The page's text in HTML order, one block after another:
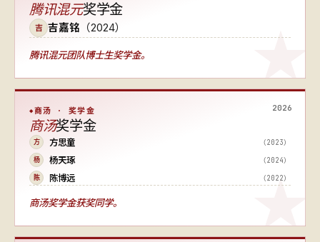
腾讯混元奖学金
吉 吉嘉铭 （2024）
腾讯混元团队博士生奖学金。
2026
商汤 · 奖学金
商汤奖学金
方 方思童 （2023）
杨 杨天琢 （2024）
陈 陈博远 （2022）
商汤奖学金获奖同学。